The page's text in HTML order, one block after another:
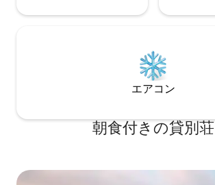
エアコン
朝食付きの貸別荘